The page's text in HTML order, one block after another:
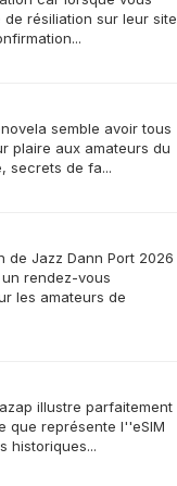
résiliation sur leur site
semble avoir tous
plaire aux amateurs du
secrets de fa...
de Jazz Dann Port 2026
un rendez-vous
les amateurs de
illustre parfaitement
que représente l''eSIM
historiques...